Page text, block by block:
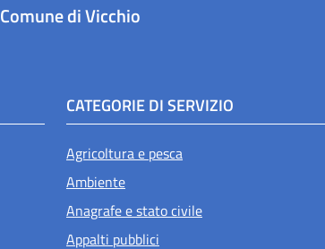
Comune di Vicchio
CATEGORIE DI SERVIZIO
Agricoltura e pesca
Ambiente
Anagrafe e stato civile
Appalti pubblici